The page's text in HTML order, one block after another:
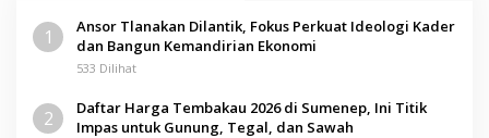
1
Ansor Tlanakan Dilantik, Fokus Perkuat Ideologi Kader
dan Bangun Kemandirian Ekonomi
533 Dilihat
2
Daftar Harga Tembakau 2026 di Sumenep, Ini Titik
Impas untuk Gunung, Tegal, dan Sawah